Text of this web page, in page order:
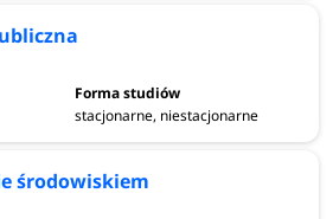
stacjonarne, niestacjonarne
środowiskiem